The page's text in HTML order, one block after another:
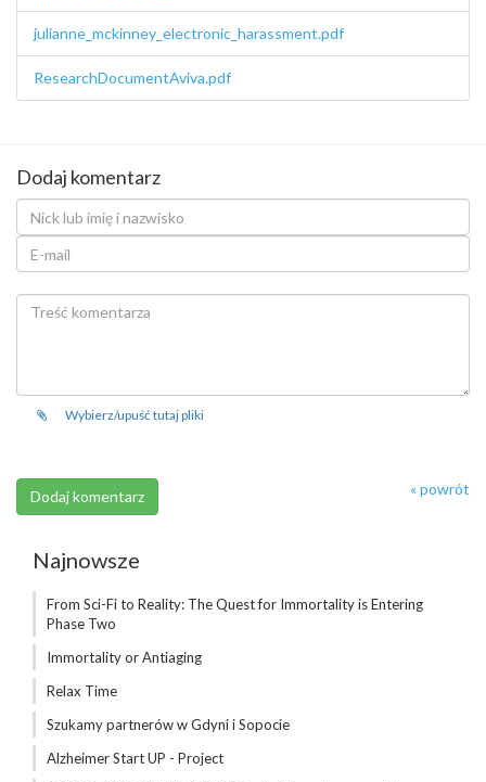
julianne_mckinney_electronic_harassment.pdf
ResearchDocumentAviva.pdf
Dodaj komentarz
Wybierz/upuść tutaj pliki
« powrót
Najnowsze
From Sci-Fi to Reality: The Quest for Immortality is Entering
Phase Two
Immortality or Antiaging
Relax Time
Szukamy partnerów w Gdyni i Sopocie
Alzheimer Start UP - Project